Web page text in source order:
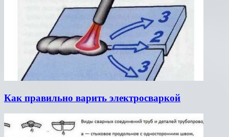
Как правильно варить электросваркой